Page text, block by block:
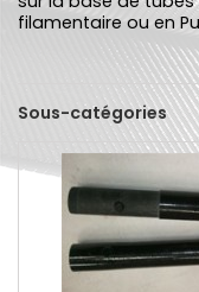
filamentaire ou en
Sous-catégories